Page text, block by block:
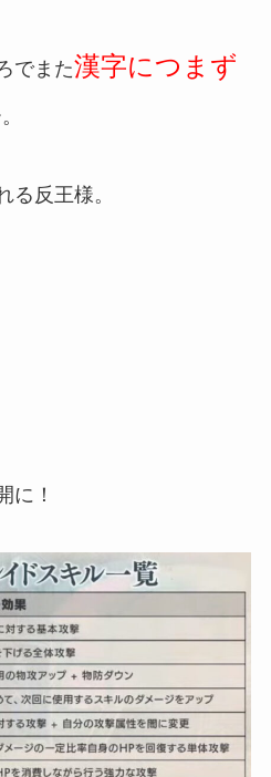
でまた漢字につまず
る反王様。
に！